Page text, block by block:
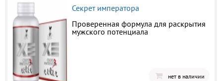
Секрет императора
Проверенная формула для раскрытия
мужского потенциала
нет в наличии